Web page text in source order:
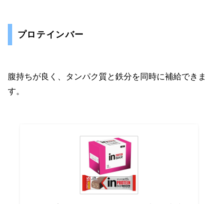
プロテインバー
腹持ちが良く、タンパク質と鉄分を同時に補給できま
す。